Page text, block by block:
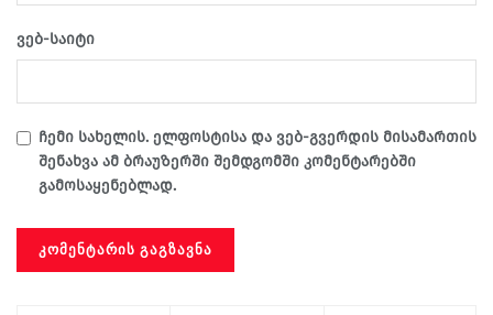
ვებ-საიტი
ჩემი სახელის. ელფოსტისა და ვებ-გვერდის მისამართის
შენახვა ამ ბრაუზერში შემდგომში კომენტარებში
გამოსაყენებლად.